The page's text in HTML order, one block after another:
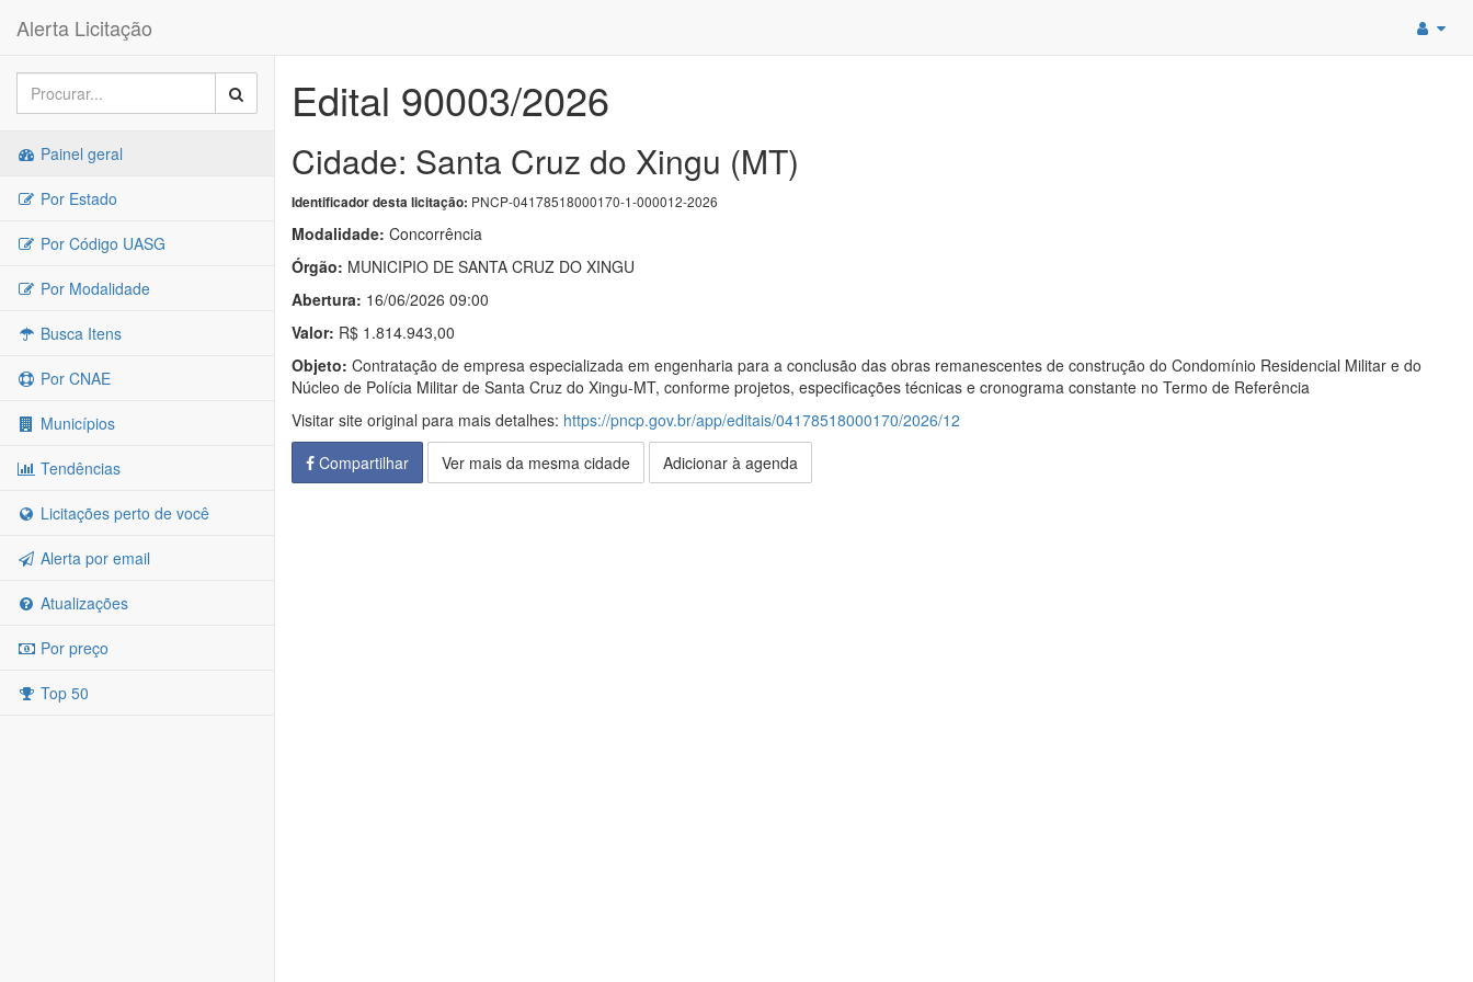
Alerta Licitação
Painel geral
Por Estado
Por Código UASG
Por Modalidade
Busca Itens
Por CNAE
Municípios
Tendências
Licitações perto de você
Alerta por email
Atualizações
Por preço
Top 50
Edital 90003/2026
Cidade: Santa Cruz do Xingu (MT)
Identificador desta licitação: PNCP-04178518000170-1-000012-2026
Modalidade: Concorrência
Órgão: MUNICIPIO DE SANTA CRUZ DO XINGU
Abertura: 16/06/2026 09:00
Valor: R$ 1.814.943,00
Objeto: Contratação de empresa especializada em engenharia para a conclusão das obras remanescentes de construção do Condomínio Residencial Militar e do
Núcleo de Polícia Militar de Santa Cruz do Xingu-MT, conforme projetos, especificações técnicas e cronograma constante no Termo de Referência
Visitar site original para mais detalhes: https://pncp.gov.br/app/editais/04178518000170/2026/12
Compartilhar
Ver mais da mesma cidade Adicionar à agenda